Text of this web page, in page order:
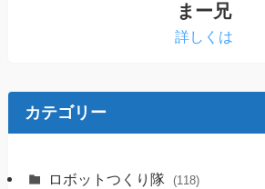
まー兄
詳しくは
カテゴリー
ロボットつくり隊 (118)